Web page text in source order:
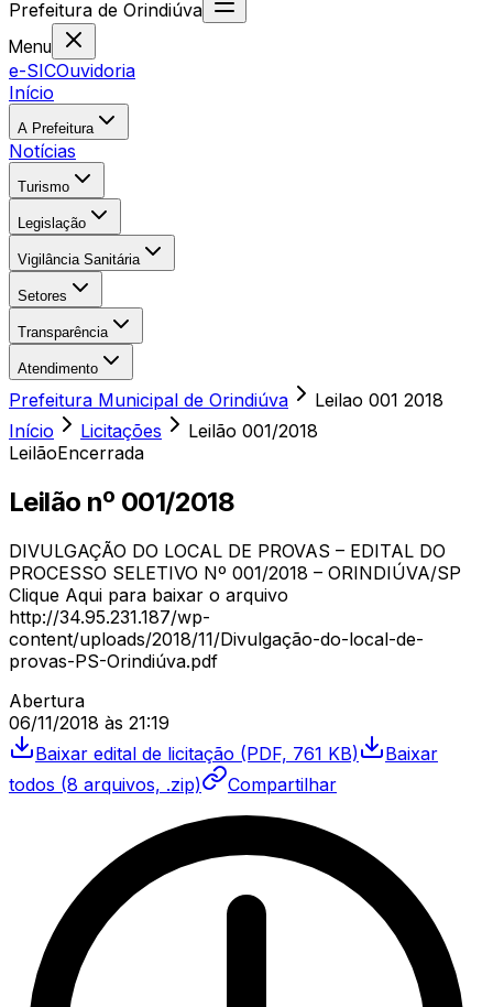
Prefeitura de Orindiúva
Menu
e-SICOuvidoria
Início
A Prefeitura
Notícias
Turismo
Legislação
Vigilância Sanitária
Setores
Transparência
Atendimento
Prefeitura Municipal de Orindiúva
Leilao 001 2018
Início
Licitações Leilão 001/2018
LeilãoEncerrada
Leilão nº 001/2018
DIVULGAÇÃO DO LOCAL DE PROVAS – EDITAL DO
PROCESSO SELETIVO Nº 001/2018 – ORINDIÚVA/SP
Clique Aqui para baixar o arquivo
http://34.95.231.187/wp-
content/uploads/2018/11/Divulgação-do-local-de-
provas-PS-Orindiúva.pdf
Abertura
06/11/2018 às 21:19
Baixar edital de licitação (PDF, 761 KB)
Baixar
todos (8 arquivos, .zip) Compartilhar